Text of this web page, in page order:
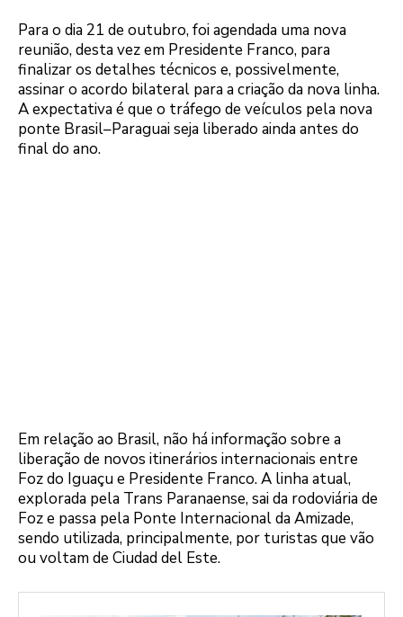
Para o dia 21 de outubro, foi agendada uma nova
reunião, desta vez em Presidente Franco, para
finalizar os detalhes técnicos e, possivelmente,
assinar o acordo bilateral para a criação da nova linha.
A expectativa é que o tráfego de veículos pela nova
ponte Brasil–Paraguai seja liberado ainda antes do
final do ano.
Em relação ao Brasil, não há informação sobre a
liberação de novos itinerários internacionais entre
Foz do Iguaçu e Presidente Franco. A linha atual,
explorada pela Trans Paranaense, sai da rodoviária de
Foz e passa pela Ponte Internacional da Amizade,
sendo utilizada, principalmente, por turistas que vão
ou voltam de Ciudad del Este.